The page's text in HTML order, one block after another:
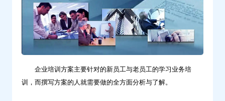
企业培训方案主要针对的新员工与老员工的学习业务培
训，而撰写方案的人就需要做的全方面分析与了解。